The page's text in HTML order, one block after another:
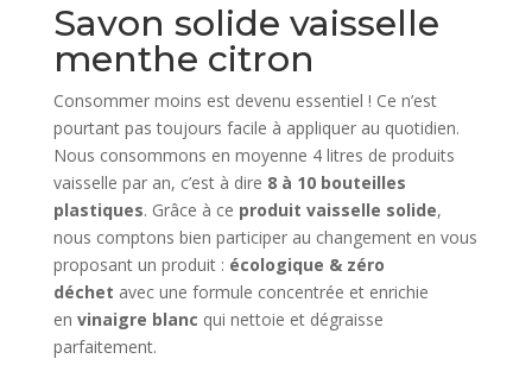
Savon solide vaisselle
menthe citron
Consommer moins est devenu essentiel ! Ce n’est
pourtant pas toujours facile à appliquer au quotidien.
Nous consommons en moyenne 4 litres de produits
vaisselle par an, c’est à dire 8 à 10 bouteilles
plastiques. Grâce à ce produit vaisselle solide,
nous comptons bien participer au changement en vous
proposant un produit : écologique & zéro
déchet avec une formule concentrée et enrichie
en vinaigre blanc qui nettoie et dégraisse
parfaitement.